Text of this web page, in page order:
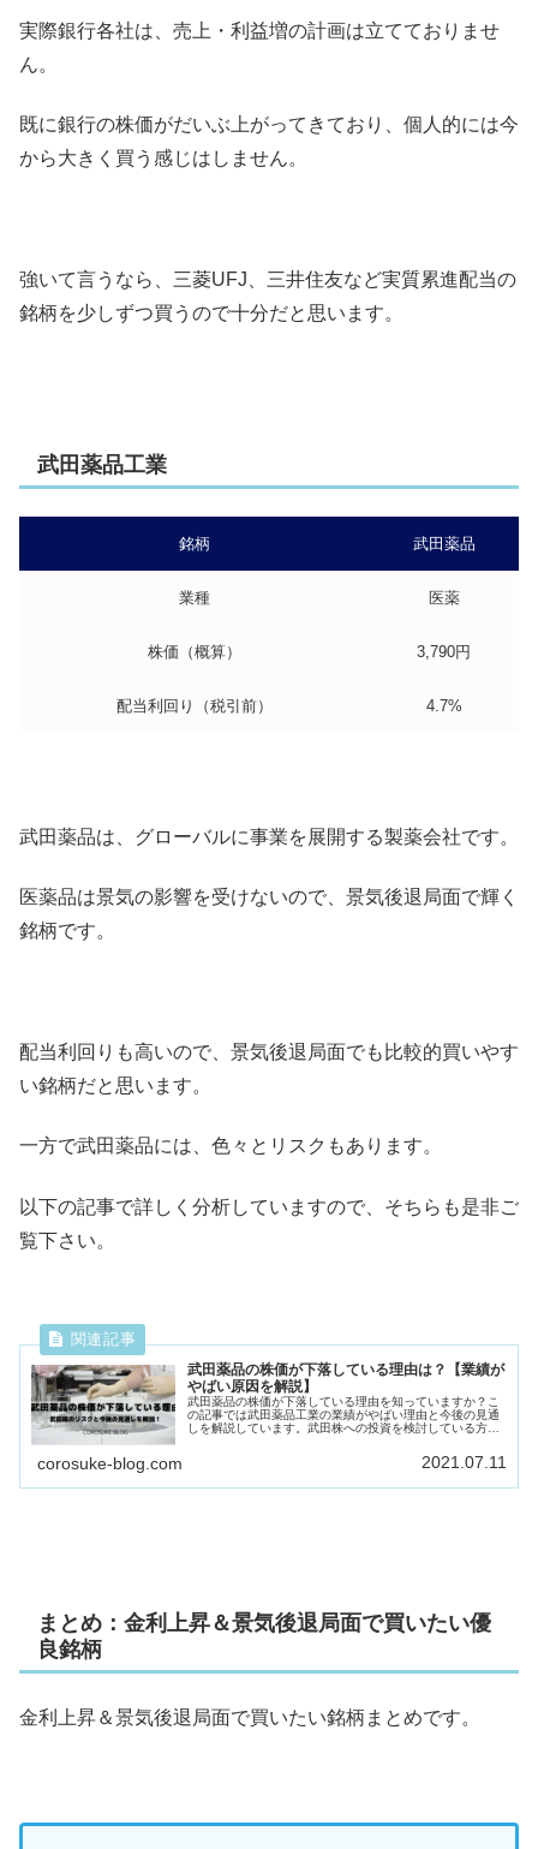
実際銀行各社は、売上・利益増の計画は立てておりませ
ん。
既に銀行の株価がだいぶ上がってきており、個人的には今
から大きく買う感じはしません。
強いて言うなら、三菱UFJ、三井住友など実質累進配当の
銘柄を少しずつ買うので十分だと思います。
武田薬品工業
銘柄 武田薬品
業種 医薬
株価（概算） 3,790円
配当利回り（税引前） 4.7%
武田薬品は、グローバルに事業を展開する製薬会社です。
医薬品は景気の影響を受けないので、景気後退局面で輝く
銘柄です。
配当利回りも高いので、景気後退局面でも比較的買いやす
い銘柄だと思います。
一方で武田薬品には、色々とリスクもあります。
以下の記事で詳しく分析していますので、そちらも是非ご
覧下さい。
武田薬品の株価が下落している理由は？【業績が
やばい原因を解説】
武田薬品の株価が下落している理由を知っていますか？こ
の記事では武田薬品工業の業績がやばい理由と今後の見通
しを解説しています。武田株への投資を検討している方は
corosuke-blog.com 2021.07.11
まとめ：金利上昇＆景気後退局面で買いたい優
良銘柄
金利上昇＆景気後退局面で買いたい銘柄まとめです。